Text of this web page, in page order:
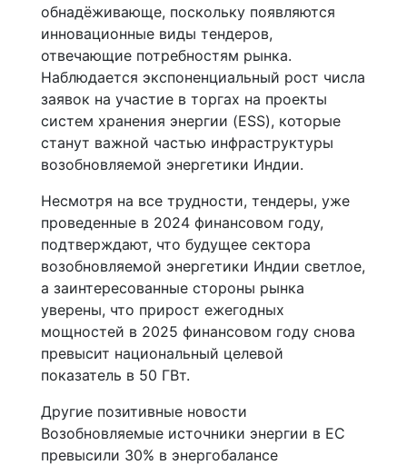
обнадёживающе, поскольку появляются
инновационные виды тендеров,
отвечающие потребностям рынка.
Наблюдается экспоненциальный рост числа
заявок на участие в торгах на проекты
систем хранения энергии (ESS), которые
станут важной частью инфраструктуры
возобновляемой энергетики Индии.
Несмотря на все трудности, тендеры, уже
проведенные в 2024 финансовом году,
подтверждают, что будущее сектора
возобновляемой энергетики Индии светлое,
а заинтересованные стороны рынка
уверены, что прирост ежегодных
мощностей в 2025 финансовом году снова
превысит национальный целевой
показатель в 50 ГВт.
Другие позитивные новости
Возобновляемые источники энергии в ЕС
превысили 30% в энергобалансе